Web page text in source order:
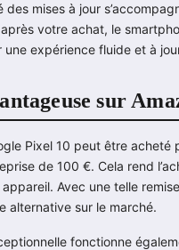
des mises à jour
votre achat, le
une expérience fluide et à
sur
Pixel 10 peut être
de 100 €. Cela rend
Avec une telle
alternative sur le marché.
fonctionne